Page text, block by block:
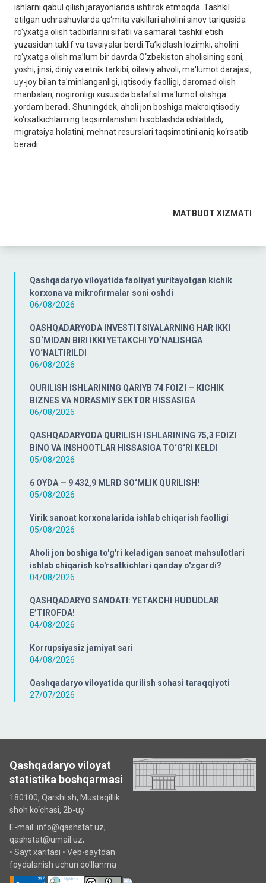
Qashqadaryo viloyatida faoliyat yuritayotgan kichik
korxona va mikrofirmalar soni oshdi
06/08/2026
QASHQADARYODA INVESTITSIYALARNING HAR IKKI
SO‘MIDAN BIRI IKKI YETAKCHI YO‘NALISHGA
YO‘NALTIRILDI
06/08/2026
QURILISH ISHLARINING QARIYB 74 FOIZI — KICHIK
BIZNES VA NORASMIY SEKTOR HISSASIGA
06/08/2026
QASHQADARYODA QURILISH ISHLARINING 75,3 FOIZI
BINO VA INSHOOTLAR HISSASIGA TO‘G‘RI KELDI
05/08/2026
6 OYDA — 9 432,9 MLRD SO‘MLIK QURILISH!
05/08/2026
Yirik sanoat korxonalarida ishlab chiqarish faolligi
05/08/2026
Aholi jon boshiga to'g'ri keladigan sanoat mahsulotlari
ishlab chiqarish ko'rsatkichlari qanday o'zgardi?
04/08/2026
QASHQADARYO SANOATI: YETAKCHI HUDUDLAR
E’TIROFDA!
04/08/2026
Korrupsiyasiz jamiyat sari
04/08/2026
Qashqadaryo viloyatida qurilish sohasi taraqqiyoti
27/07/2026
ishlarni qabul qilish jarayonlarida ishtirok etmoqda. Tashkil
etilgan uchrashuvlarda qo‘mita vakillari aholini sinov tariqasida
ro‘yxatga olish tadbirlarini sifatli va samarali tashkil etish
yuzasidan taklif va tavsiyalar berdi.Ta’kidlash lozimki, aholini
ro‘yxatga olish ma’lum bir davrda O‘zbekiston aholisining soni,
yoshi, jinsi, diniy va etnik tarkibi, oilaviy ahvoli, ma'lumot darajasi,
uy-joy bilan ta'minlanganligi, iqtisodiy faolligi, daromad olish
manbalari, nogironligi xususida batafsil ma'lumot olishga
yordam beradi. Shuningdek, aholi jon boshiga makroiqtisodiy
ko‘rsatkichlarning taqsimlanishini hisoblashda ishlatiladi,
migratsiya holatini, mehnat resurslari taqsimotini aniq ko‘rsatib
beradi.
MАTBUOT XIZMАTI
Qashqadaryo viloyat
statistika boshqarmasi
180100, Qarshi sh, Mustаqillik
shoh ko‘chаsi, 2b-uy
E-mail: info@qashstat.uz;
qashstat@umail.uz;
• Sayt xaritasi • Veb-saytdan
foydalanish uchun qo'llanma